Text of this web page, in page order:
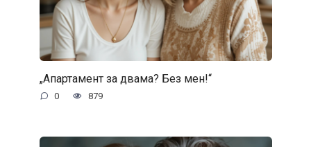
„Апартамент за двама? Без мен!“
0 879